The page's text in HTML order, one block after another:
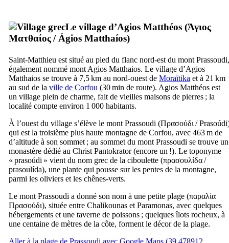
Le village d’Agios Matthéos (Άγιος
Ματθαίος/ Ágios Matthaíos)
Saint-Matthieu est situé au pied du flanc nord-est du mont Prassoudi,
également nommé mont Agios Matthaios. Le village d’Agios
Matthaios se trouve à 7,5 km au nord-ouest de Moraïtika et à 21 km
au sud de la ville de Corfou (30 min de route). Agios Matthéos est
un village plein de charme, fait de vieilles maisons de pierres ; la
localité compte environ 1 000 habitants.
À l’ouest du village s’élève le mont Prassoudi (Πρασούδι /Prasoúdi
qui est la troisième plus haute montagne de Corfou, avec 463 m de
d’altitude à son sommet ; au sommet du mont Prassoudi se trouve un
monastère dédié au Christ Pantokrator (encore un !). Le toponyme
« prasoúdi » vient du nom grec de la ciboulette (πρασουλίδα/
prasoulída), une plante qui pousse sur les pentes de la montagne,
parmi les oliviers et les chênes-verts.
Le mont Prassoudi a donné son nom à une petite plage (παραλία
Πρασούδι), située entre Chalikounas et Paramonas, avec quelques
hébergements et une taverne de poissons ; quelques îlots rocheux, à
une centaine de mètres de la côte, forment le décor de la plage.
Aller à la plage de Prassoudi avec Google Maps (39.478912,